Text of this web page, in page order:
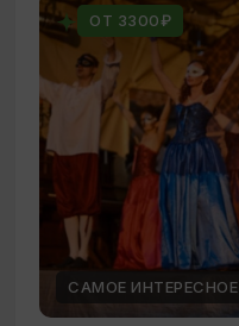
ОТ 3300₽
САМОЕ ИНТЕРЕСНОЕ